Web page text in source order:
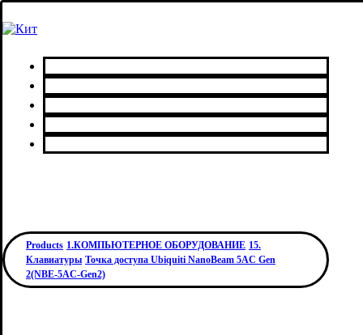
Products 1.КОМПЬЮТЕРНОЕ ОБОРУДОВАНИЕ 15.
Клавиатуры Точка доступа Ubiquiti NanoBeam 5AC Gen
2(NBE-5AC-Gen2)